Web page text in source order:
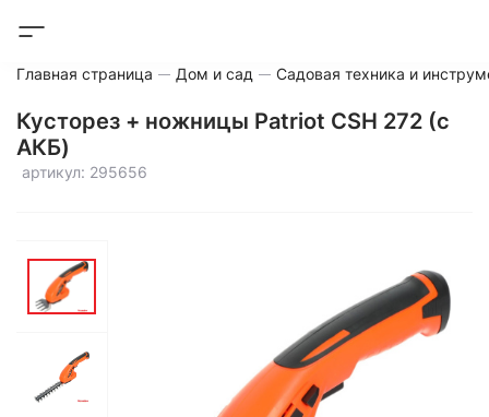
Главная страница Дом и сад Садовая техника и
Кусторез + ножницы Patriot CSH 272 (с
АКБ)
артикул: 295656